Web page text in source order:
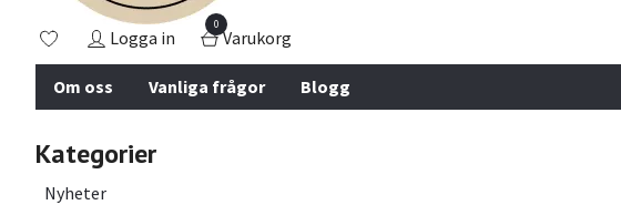
Logga in
0
Varukorg
Om oss Vanliga frågor Blogg
Kategorier
Nyheter